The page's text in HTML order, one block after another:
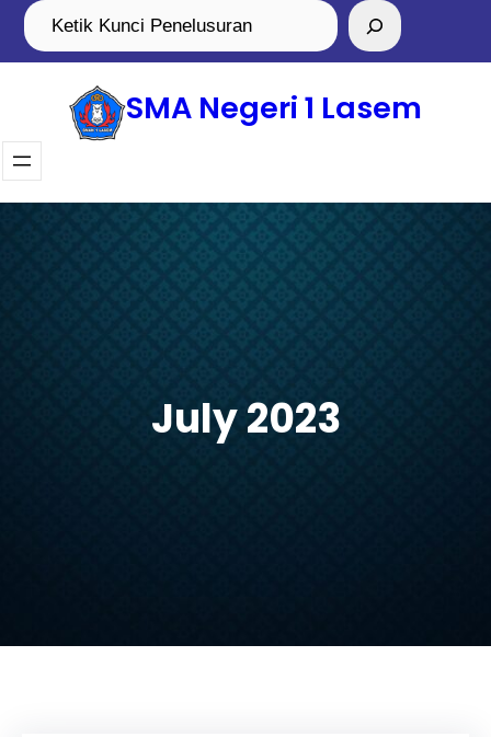
SkipSearch
SMA Negeri 1 Lasem
July 2023